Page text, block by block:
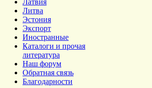
Латвия
Литва
Эстония
Экспорт
Иностранные
Каталоги и прочая
литература
Наш форум
Обратная связь
Благодарности